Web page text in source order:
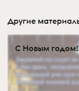
Другие
С Новым годом!